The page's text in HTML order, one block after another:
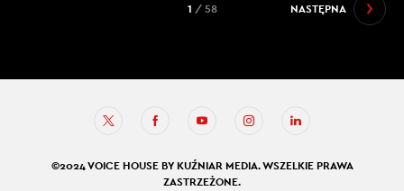
NASTĘPNA
1 / 58
©2024 VOICE HOUSE BY KUŹNIAR MEDIA. WSZELKIE PRAWA
ZASTRZEŻONE.